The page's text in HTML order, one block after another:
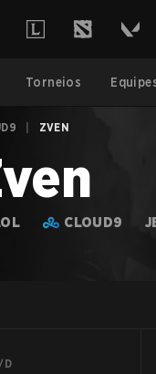
Torneios
ZVEN
CLOUD9
D